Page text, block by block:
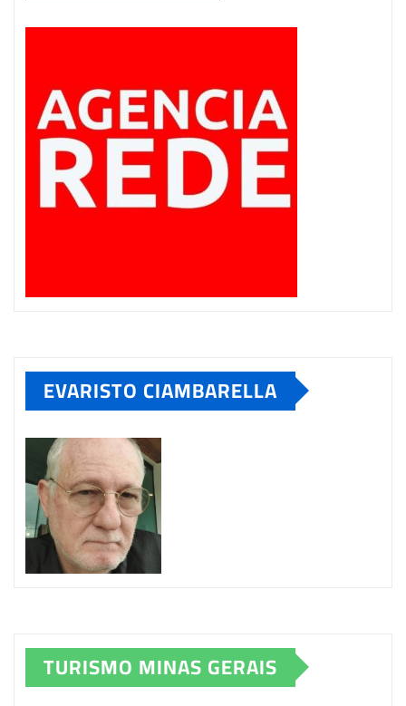
EVARISTO CIAMBARELLA
TURISMO MINAS GERAIS